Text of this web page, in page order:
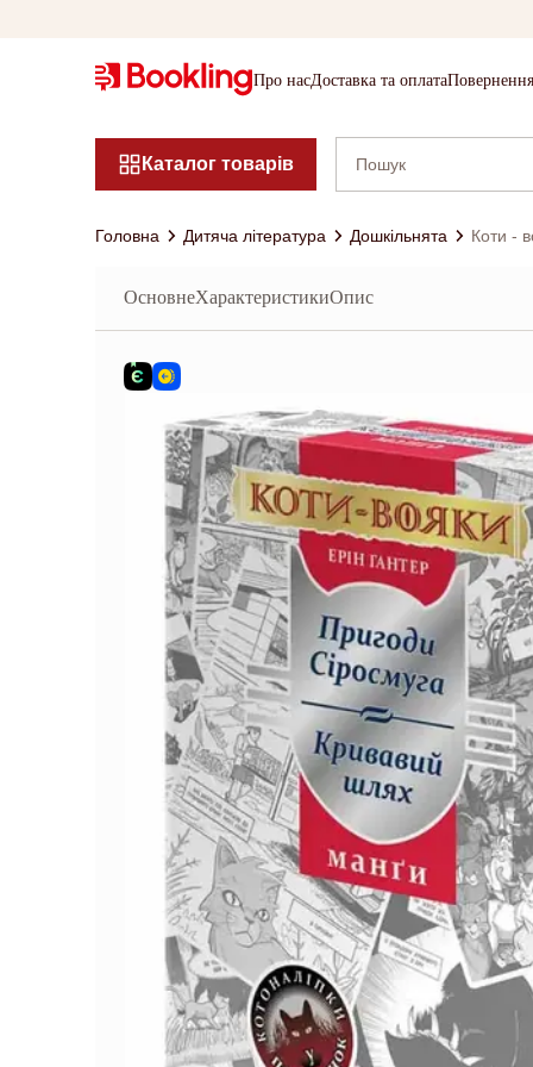
Про насДоставка та оплата
Каталог товарів
Головна Дитяча література Дошкільнята Коти -
ОсновнеХарактеристикиОпис